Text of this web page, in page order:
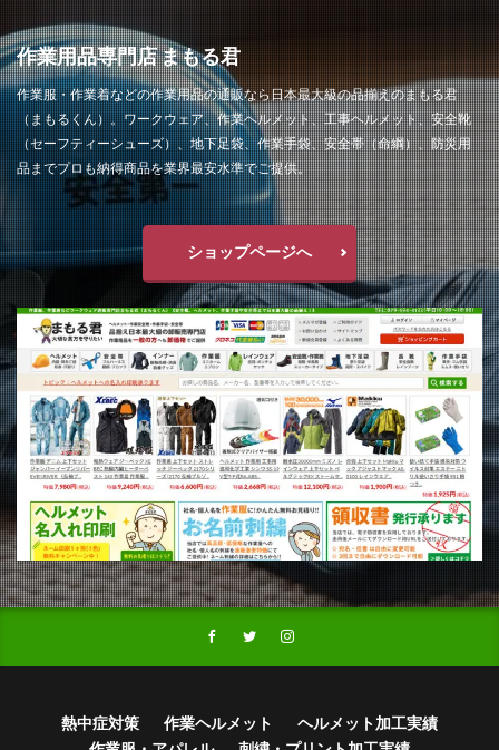
作業用品専門店 まもる君
作業服・作業着などの作業用品の通販なら日本最大級の品揃えのまもる君
（まもるくん）。ワークウェア、作業ヘルメット、工事ヘルメット、安全靴
（セーフティーシューズ）、地下足袋、作業手袋、安全帯（命綱）、防災用
品までプロも納得商品を業界最安水準でご提供。
ショップページへ
熱中症対策 作業ヘルメット
ヘルメット加工実績